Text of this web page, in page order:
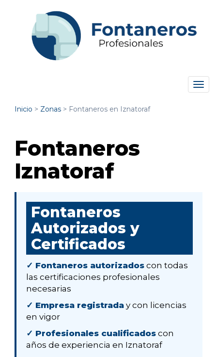
Inicio > Zonas > Fontaneros en Iznatoraf
Fontaneros
Iznatoraf
Fontaneros
Autorizados y
Certificados
✓ Fontaneros autorizados con todas
las certificaciones profesionales
necesarias
✓ Empresa registrada y con licencias
en vigor
✓ Profesionales cualificados con
años de experiencia en Iznatoraf